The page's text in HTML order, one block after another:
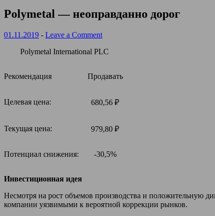
Polymetal — неоправданно дорог
01.11.2019 - Leave a Comment
Polymetal International PLC
Рекомендация Продавать
Целевая цена: 680,56 ₽
Текущая цена: 979,80 ₽
Потенциал снижения: -30,5%
Инвестиционная идея
Несмотря на рост объемов производства и положительную
компании уязвимыми к вероятной коррекции рынков.